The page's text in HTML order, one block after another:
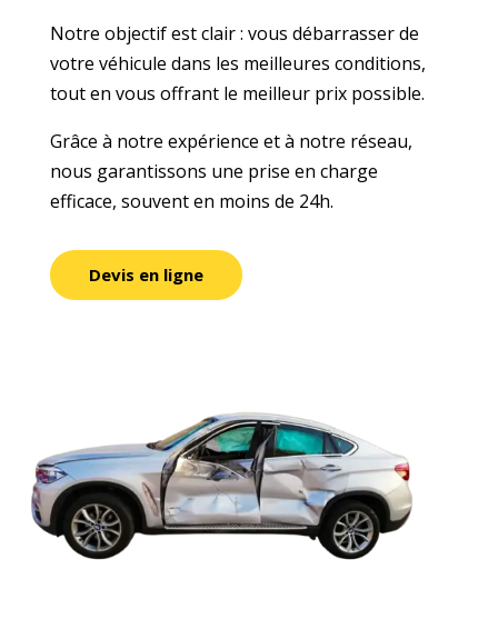
Notre objectif est clair : vous débarrasser de
votre véhicule dans les meilleures conditions,
tout en vous offrant le meilleur prix possible.
Grâce à notre expérience et à notre réseau,
nous garantissons une prise en charge
efficace, souvent en moins de 24h.
Devis en ligne